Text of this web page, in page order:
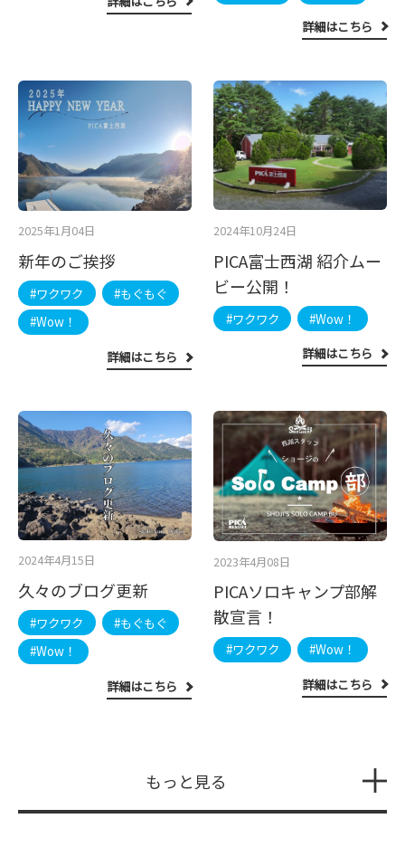
詳細はこちら
2025年1月04日
新年のご挨拶
#ワクワク
#もぐもぐ
#Wow！
詳細はこちら
2024年10月24日
PICA富士西湖 紹介ムー
ビー公開！
#ワクワク
#Wow！
詳細はこちら
2024年4月15日
久々のブログ更新
#ワクワク
#もぐもぐ
#Wow！
詳細はこちら
2023年4月08日
PICAソロキャンプ部解
散宣言！
#ワクワク
#Wow！
詳細はこちら
もっと見る